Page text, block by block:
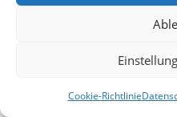
Cookie-Richtlinie
Designed byElegant